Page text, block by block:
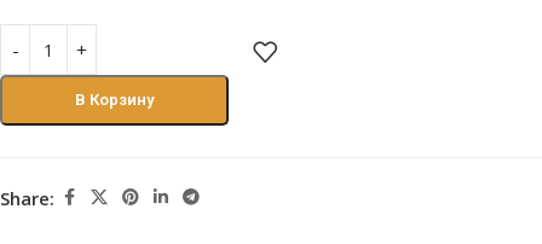
В Корзину
Share: